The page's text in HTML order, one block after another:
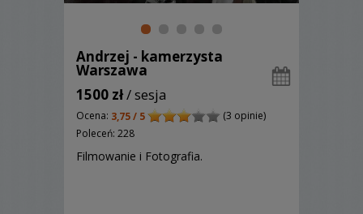
Andrzej - kamerzysta
Warszawa
1500 zł/ sesja
Ocena: 3,75 / 5
(3 opinie)
Poleceń: 228
Filmowanie i Fotografia.